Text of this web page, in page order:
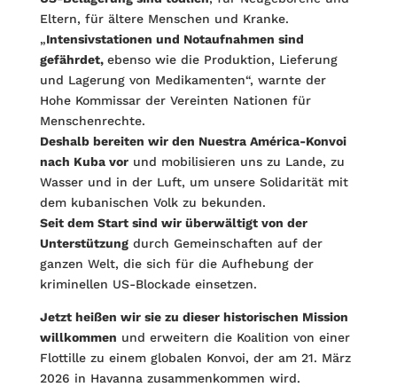
Eltern, für ältere Menschen und Kranke.
„Intensivstationen und Notaufnahmen sind
gefährdet, ebenso wie die Produktion, Lieferung
und Lagerung von Medikamenten“, warnte der
Hohe Kommissar der Vereinten Nationen für
Menschenrechte.
Deshalb bereiten wir den Nuestra América-Konvoi
nach Kuba vorund mobilisieren uns zu Lande, zu
Wasser und in der Luft, um unsere Solidarität mit
dem kubanischen Volk zu bekunden.
Seit dem Start sind wir überwältigt von der
Unterstützungdurch Gemeinschaften auf der
ganzen Welt, die sich für die Aufhebung der
kriminellen US-Blockade einsetzen.
Jetzt heißen wir sie zu dieser historischen Mission
willkommen und erweitern die Koalition von einer
Flottille zu einem globalen Konvoi, der am 21. März
2026 in Havanna zusammenkommen wird.